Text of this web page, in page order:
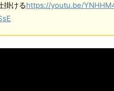
掛けるhttps://youtu.be/